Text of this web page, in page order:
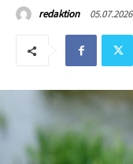
redaktion 05.07.2026